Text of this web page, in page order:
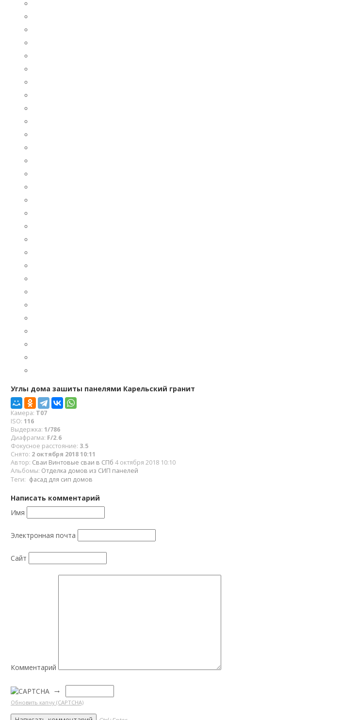
Углы дома зашиты панелями Карельский гранит
Камера: T07
ISO: 116
Выдержка: 1/786
Диафрагма: F/2.6
Фокусное расстояние: 3.5
Снято: 2 октября 2018 10:11
Автор: Сваи Винтовые сваи в СПб 4 октября 2018 10:10
Альбомы: Отделка домов из СИП панелей
Теги: фасад для сип домов
Написать комментарий
Имя
Электронная почта
Сайт
Комментарий
→
Обновить капчу (CAPTCHA)